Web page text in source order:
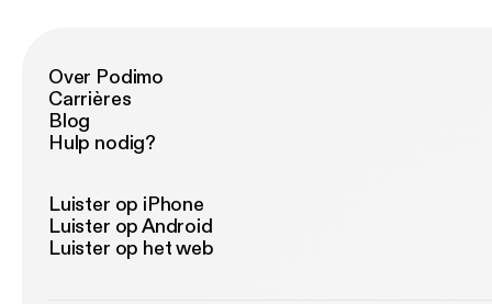
Over Podimo
Carrières
Blog
Hulp nodig?
Luister op iPhone
Luister op Android
Luister op het web